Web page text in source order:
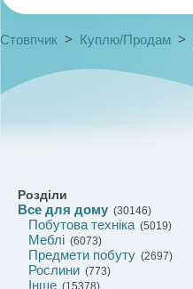
Стовпчик > Куплю/Продам >
Розділи
Все для дому (30146)
Побутова техніка(5019)
Меблі (6073)
Предмети побуту (2697)
Рослини (773)
Інше (15378)